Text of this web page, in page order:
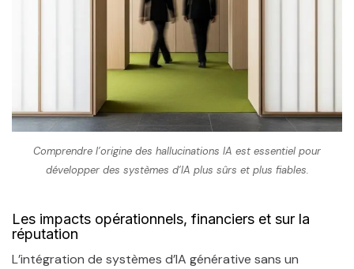
Comprendre l’origine des hallucinations IA est essentiel pour
développer des systèmes d’IA plus sûrs et plus fiables.
Les impacts opérationnels, financiers et sur la
réputation
L’intégration de systèmes d’IA générative sans un